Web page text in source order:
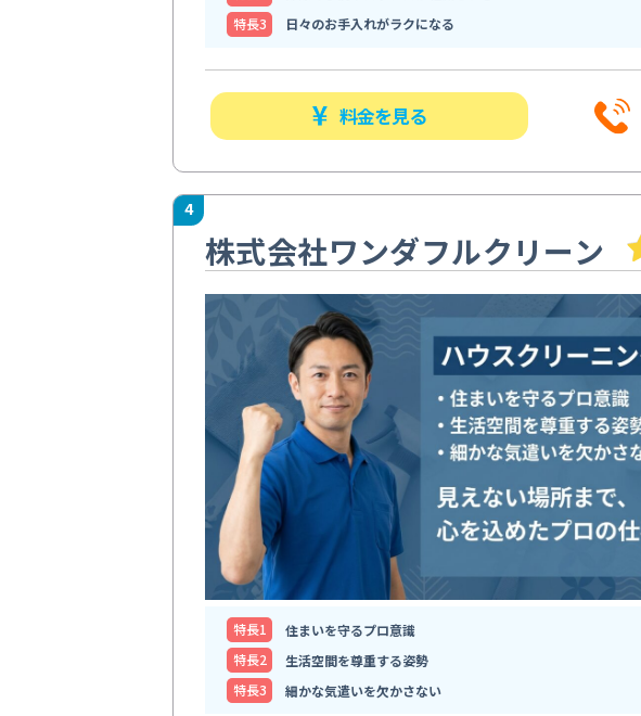
特⻑3
日々のお手入れがラクになる
料金を見る
4
株式会社ワンダフルクリーン
特⻑1
住まいを守るプロ意識
特⻑2
生活空間を尊重する姿勢
特⻑3
細かな気遣いを欠かさない